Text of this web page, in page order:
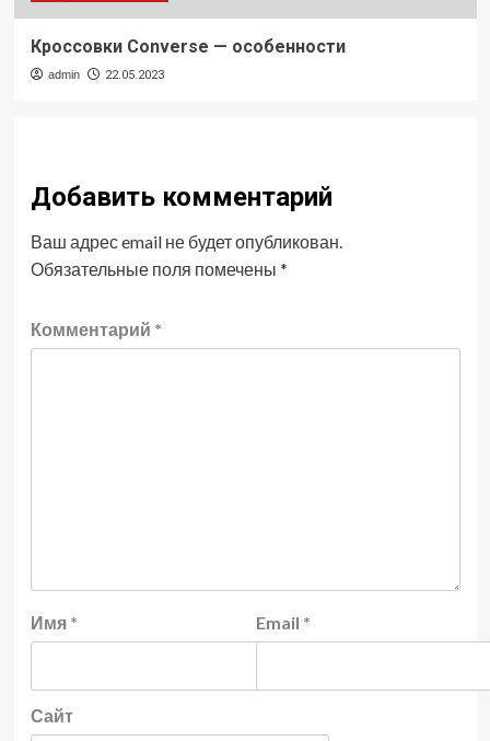
Кроссовки Converse — особенности
admin 22.05.2023
Добавить комментарий
Ваш адрес email не будет опубликован.
Обязательные поля помечены *
Комментарий *
Имя * Email *
Сайт